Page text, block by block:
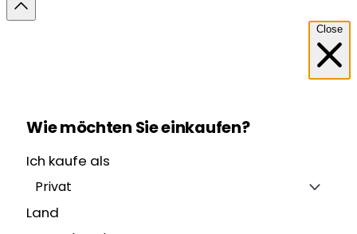
Close
Wie möchten Sie einkaufen?
Ich kaufe als
Privat
Land